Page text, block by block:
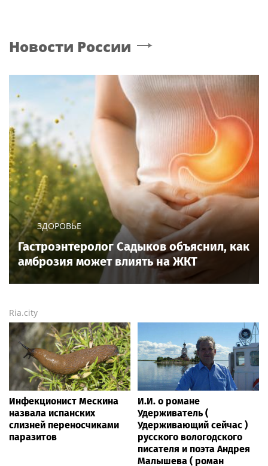
Новости России
ЗДОРОВЬЕ
Гастроэнтеролог Садыков объяснил, как
амброзия может влиять на ЖКТ
Ria.city
Инфекционист Мескина
назвала испанских
слизней переносчиками
паразитов
И.И. о романе
Удерживатель (
Удерживающий сейчас )
русского вологодского
писателя и поэта Андрея
Малышева ( роман